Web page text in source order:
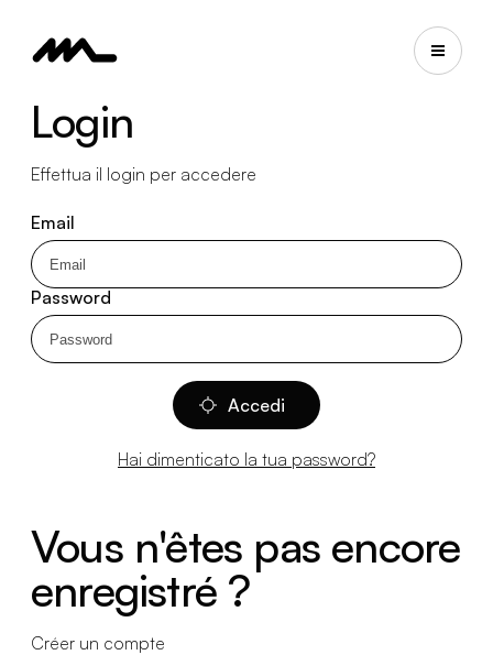
Login
Effettua il login per accedere
Email
Password
Accedi
Hai dimenticato la tua password?
Vous n'êtes pas encore
enregistré ?
Créer un compte